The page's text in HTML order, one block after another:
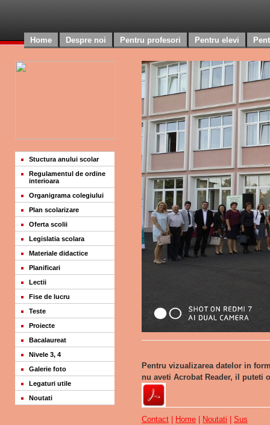
Home Despre noi Pentru profesori Pentru elevi
Stuctura anului scolar
Regulamentul de ordine
interioara
Organigrama colegiului
Plan scolarizare
Oferta scolii
Legislatia scolara
Materiale didactice
Planificari
Lectii
Fise de lucru
Teste
Proiecte
Bacalaureat
Nivele 3, 4
Galerie foto
Legaturi utile
Noutati
Pentru vizualizarea datelor in
nu aveti Acrobat Reader, il puteti
Contact Home Noutati Sus